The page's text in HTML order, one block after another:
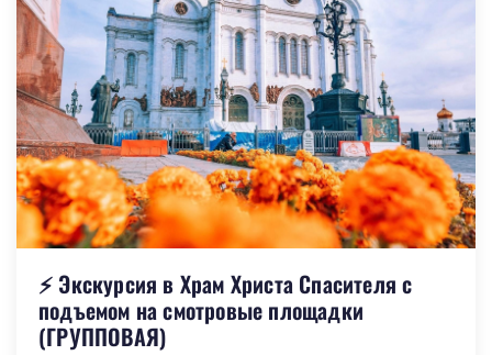
⚡ Экскурсия в Храм Христа Спасителя с
подъемом на смотровые площадки
(ГРУППОВАЯ)